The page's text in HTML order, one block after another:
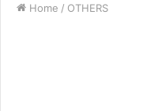
Home / OTHERS